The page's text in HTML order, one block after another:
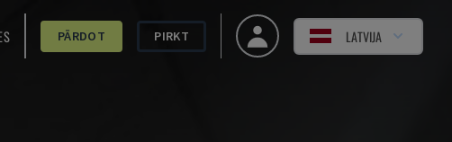
PĀRDOT PIRKT LATVIJA